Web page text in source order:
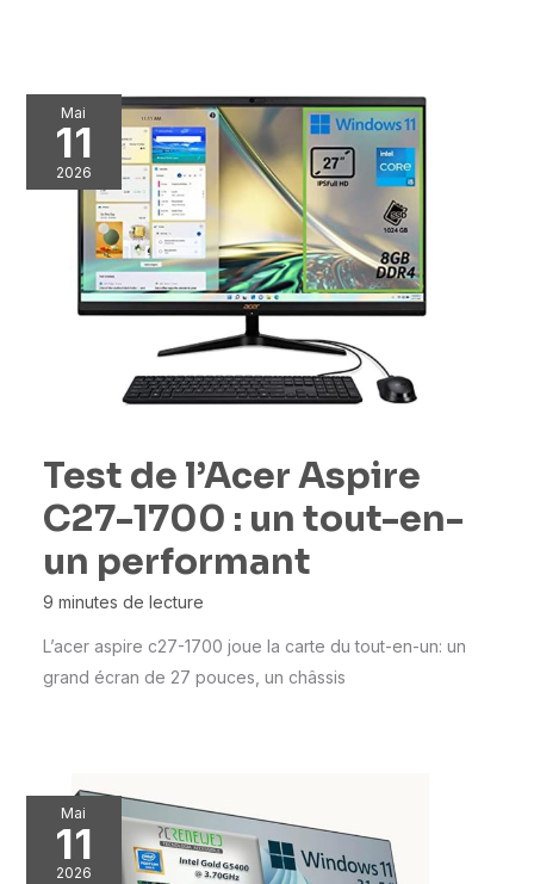
Mai
11
2026
Test de l’Acer Aspire
C27-1700 : un tout-en-
un performant
9 minutes de lecture
L’acer aspire c27-1700 joue la carte du tout-en-un: un
grand écran de 27 pouces, un châssis
Mai
11
2026